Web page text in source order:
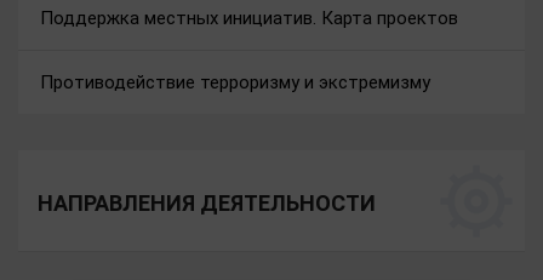
Поддержка местных инициатив. Карта проектов
Противодействие терроризму и экстремизму
НАПРАВЛЕНИЯ ДЕЯТЕЛЬНОСТИ